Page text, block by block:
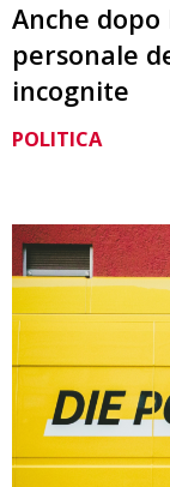
Anche
personale
incognite
POLITICA